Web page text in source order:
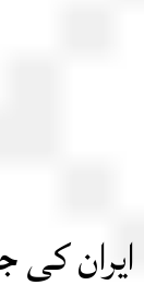
ایران